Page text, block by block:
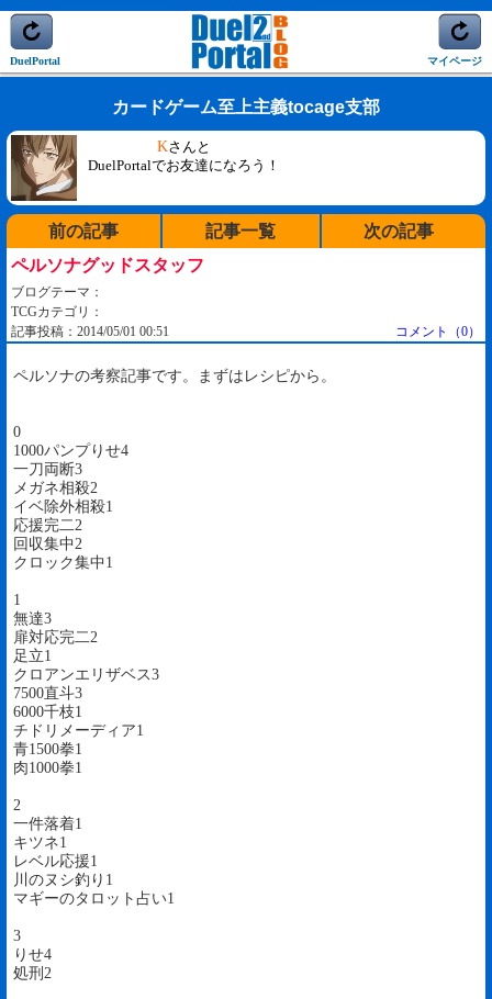
DuelPortal マイページ
カードゲーム至上主義tocage支部
Kさんと
DuelPortalでお友達になろう！
前の記事 記事一覧
次の記事
ペルソナグッドスタッフ
ブログテーマ：
TCGカテゴリ：
記事投稿：2014/05/01 00:51
コメント（0）
ペルソナの考察記事です。まずはレシピから。
0
1000パンプりせ4
一刀両断3
メガネ相殺2
イベ除外相殺1
応援完二2
回収集中2
クロック集中1
1
無達3
扉対応完二2
足立1
クロアンエリザベス3
7500直斗3
6000千枝1
チドリメーディア1
青1500拳1
肉1000拳1
2
一件落着1
キツネ1
レベル応援1
川のヌシ釣り1
マギーのタロット占い1
3
りせ4
処刑2